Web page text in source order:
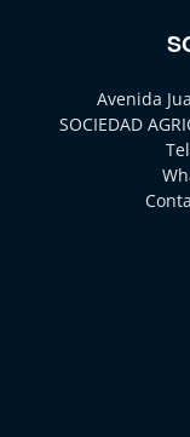
Avenida
SOCIEDAD